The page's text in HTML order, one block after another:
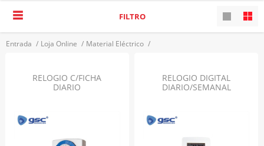
Entrada / Loja Online / Material Eléctrico /
FILTRO
RELOGIO C/FICHA
DIARIO
RELOGIO DIGITAL
DIARIO/SEMANAL